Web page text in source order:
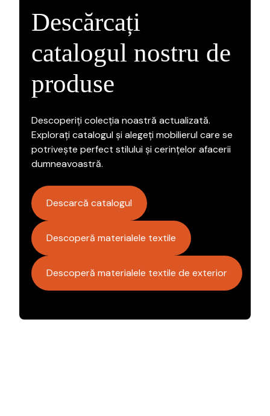
Descărcați
catalogul nostru de
produse
Descoperiți colecția noastră actualizată.
Explorați catalogul și alegeți mobilierul care se
potrivește perfect stilului și cerințelor afacerii
dumneavoastră.
Descarcă catalogul
Descoperă materialele textile
Descoperă materialele textile de exterior